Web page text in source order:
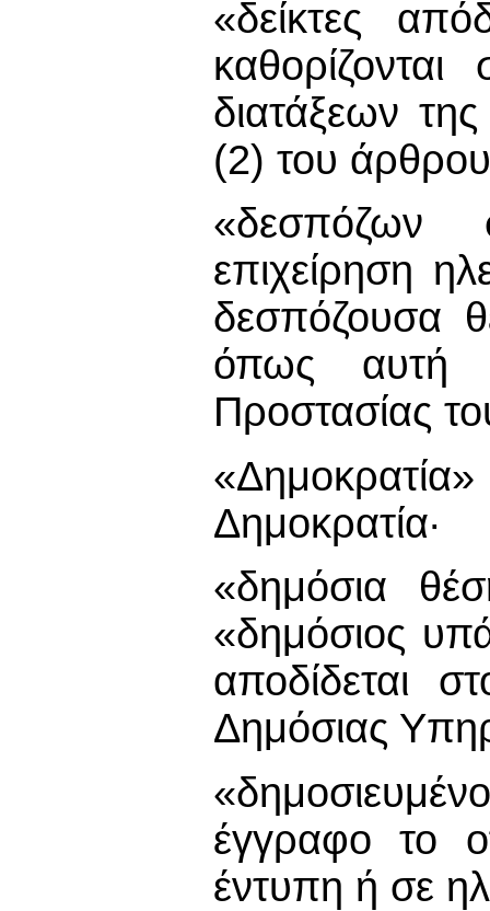
«δείκτες
διατάξεων
(2) του
«δεσπόζων
επιχείρηση
δεσπόζουσα
όπως αυτή
Προστασίας
Δημοκρατία·
«δημόσια
«δημόσιος
αποδίδεται
Δημόσιας
έγγραφο το
έντυπη ή σε